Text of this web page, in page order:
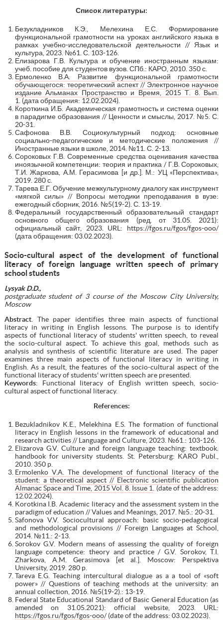
Список литературы:
Безукладников К.Э., Мелехина Е.С. Формирование
функциональной грамотности на уроках английского языка в
рамках учебно-исследовательской деятельности // Язык и
культура, 2023. №61. С. 103-126.
Елизарова Г.В. Культура и обучение иностранным языкам:
учеб. пособие для студентов вузов. СПб.: КАРО, 2010. 350 с.
Ермоленко В.А. Развитие функциональной грамотности
обучающегося: теоретический аспект // Электронное научное
издание Альманах Пространство и Время, 2015 Т. 8. Вып.
1. (дата обращения: 12.02.2024).
Короткина И.Б. Академическая грамотность и система оценки
в парадигме образования // Ценности и смыслы, 2017. №5. С.
20-31.
Сафонова В.В. Социокультурный подход: основные
социально-педагогические и методические положения //
Иностранные языки в школе, 2014. №11. С. 2-13.
Сороковых Г.В. Современные средства оценивания качества
иноязычной компетенции: теория и практика / Г.В. Сороковых,
Т.И. Жаркова, А.М. Герасимова [и др.]. М.: УЦ «Перспектива»,
2019. 280 с.
Тарева Е.Г. Обучение межкультурному диалогу как инструмент
«мягкой силы» // Вопросы методики преподавания в вузе:
ежегодный сборник, 2016. №5(19-2). С. 13-19.
Федеральный государственный образовательный стандарт
основного общего образования (ред. от 31.05. 2021):
официальный сайт, 2023. URL: https://fgos.ru/fgos/fgos-ooo/
(дата обращения: 03.02.2023).
Socio-cultural aspect of the development of functional
literacy of foreign language written speech of primary
school students
Lysyak D.D.,
postgraduate student of 3 course of the Moscow City University,
Moscow
Abstract. The paper identifies three main aspects of functional
literacy in writing in English lessons. The purpose is to identify
aspects of functional literacy of students' written speech, to reveal
the socio-cultural aspect. To achieve this goal, methods such as
analysis and synthesis of scientific literature are used. The paper
examines three main aspects of functional literacy in writing in
English. As a result, the features of the socio-cultural aspect of the
functional literacy of students' written speech are presented.
Keywords: Functional literacy of English written speech, socio-
cultural aspect of functional literacy.
References:
Bezukladnikov K.E., Melekhina E.S. The formation of functional
literacy in English lessons in the framework of educational and
research activities // Language and Culture, 2023. №61.: 103-126.
Elizarova G.V. Culture and foreign language teaching: textbook.
handbook for university students. St. Petersburg: KARO Publ.,
2010. 350 p.
Ermolenko V.A. The development of functional literacy of the
student: a theoretical aspect // Electronic scientific publication
Almanac Space and Time, 2015 Vol. 8. Issue 1. (date of the address:
12.02.2024).
Korotkina I.B. Academic literacy and the assessment system in the
paradigm of education // Values and Meanings, 2017. №5.: 20-31.
Safonova V.V. Sociocultural approach: basic socio-pedagogical
and methodological provisions // Foreign Languages at School,
2014. №11.: 2-13.
Sorokov G.V. Modern means of assessing the quality of foreign
language competence: theory and practice / G.V. Sorokov, T.I.
Zharkova, A.M. Gerasimova [et al.]. Moscow: Perspektiva
University, 2019. 280 p.
Tareva E.G. Teaching intercultural dialogue as a a tool of «soft
power» // Questions of teaching methods at the university: an
annual collection, 2016. №5(19-2).: 13-19.
Federal State Educational Standard of Basic General Education (as
amended on 31.05.2021): official website, 2023. URL:
https://fgos.ru/fgos/fgos-ooo/(date of the address: 03.02.2023).